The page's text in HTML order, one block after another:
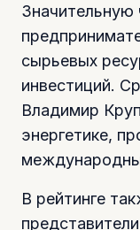
Значительную
сырьевых
инвестиций.
Владимир
энергетике,
В рейтинге